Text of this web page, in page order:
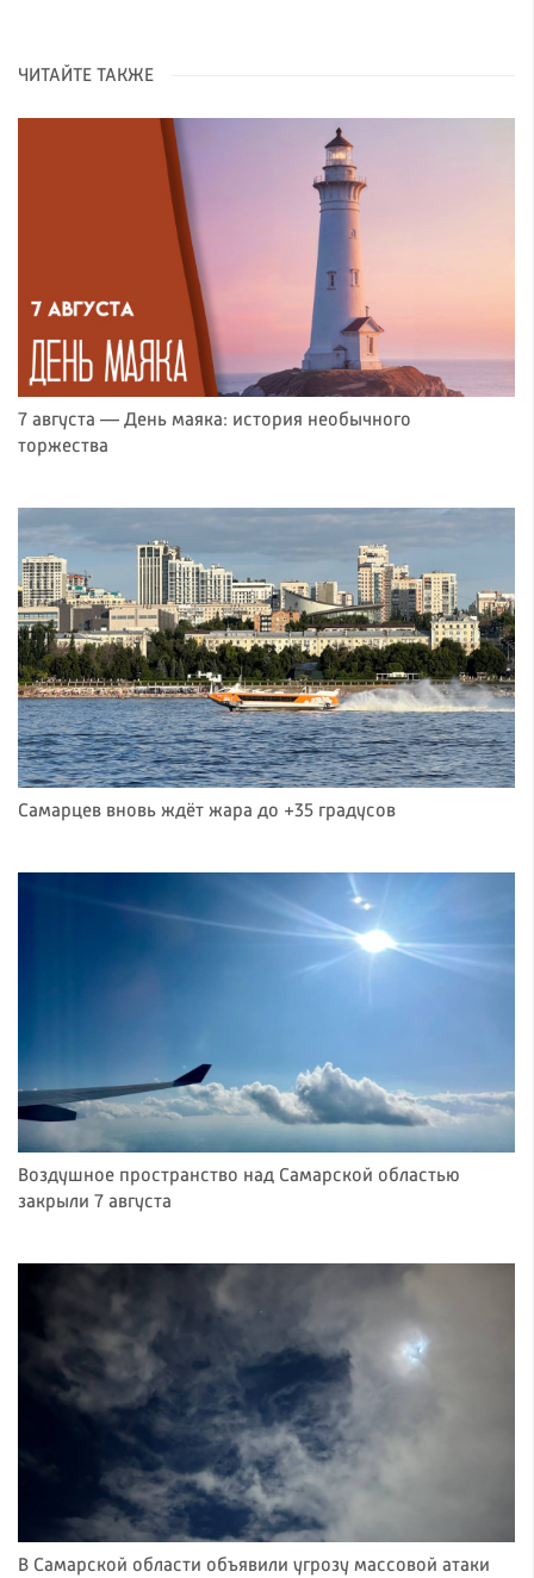
ЧИТАЙТЕ ТАКЖЕ
7 августа — День маяка: история необычного
торжества
Самарцев вновь ждёт жара до +35 градусов
Воздушное пространство над Самарской областью
закрыли 7 августа
В Самарской области объявили угрозу массовой атаки